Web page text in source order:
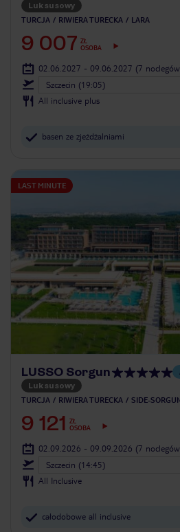
Luksusowy
TURCJA RIWIERA TURECKA LARA
9 007 ZŁ
OSOBA
02.06.2027 - 09.06.2027 (7
Szczecin (19:05)
All inclusive plus
basen ze zjeżdżalniami
LAST MINUTE
LUSSO Sorgun
Luksusowy
TURCJA RIWIERA TURECKA SIDE-
9 121
ZŁ
OSOBA
02.09.2026 - 09.09.2026 (7
Szczecin (14:45)
All Inclusive
całodobowe all inclusive